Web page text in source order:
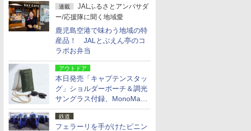
連載
JALふるさとアンバサダ
ー/応援隊に聞く地域愛
鹿児島空港で味わう地域の特
産品！ JALとぶえん亭のコ
ラボお弁当
アウトドア
本日発売「キャプテンスタッ
グ」ショルダーポーチ＆調光
サングラス付録、MonoMax
9月号増刊
鉄道
フェラーリを手がけたピニン